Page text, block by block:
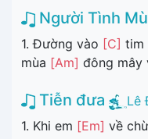
Người Tình
1. Đường vào [C] tim
mùa [Am] đông mây
Tiễn đưa
Lê
1. Khi em [Em] về